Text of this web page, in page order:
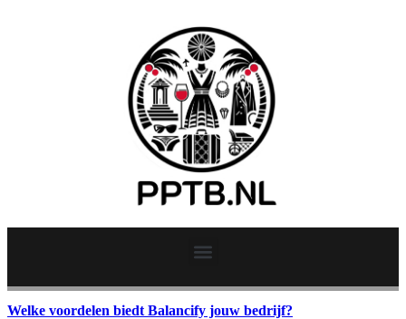
Welke voordelen biedt Balancify jouw bedrijf?